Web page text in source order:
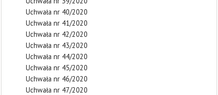
Uchwała nr 40/2020
Uchwała nr 41/2020
Uchwała nr 42/2020
Uchwała nr 43/2020
Uchwała nr 44/2020
Uchwała nr 45/2020
Uchwała nr 46/2020
Uchwała nr 47/2020